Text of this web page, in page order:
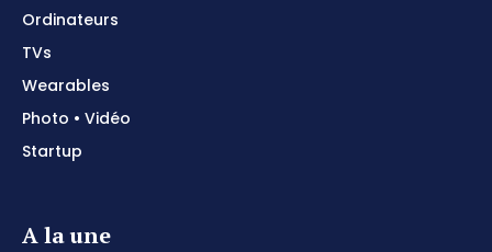
Ordinateurs
TVs
Wearables
Photo • Vidéo
Startup
A la une